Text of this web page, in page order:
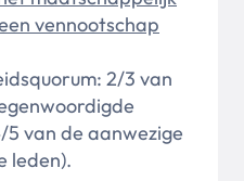
vennootschap
2/3 van
van de aanwezige
leden).